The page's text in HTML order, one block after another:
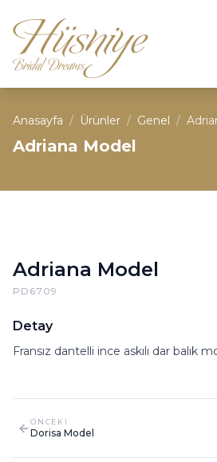
Anasayfa / Ürünler / Genel /
Adriana Model
Adriana Model
PD6709
Detay
Fransız dantelli ince askılı dar balık
ONCEKI
Dorisa Model